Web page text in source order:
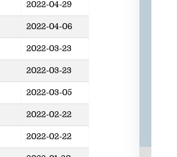
2022-04-29
2022-04-06
2022-03-23
2022-03-23
2022-03-05
2022-02-22
2022-02-22